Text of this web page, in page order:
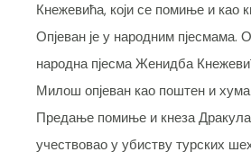
Кнежевића, који се помиње и као
Опјеван је у народним пјесмама.
народна пјесма Женидба
Милош опјеван као поштен и
Предање помиње и кнеза Дракула
учествовао у убиству турских